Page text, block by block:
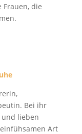
Frauen, die
Bei ihr
und lieben
Art